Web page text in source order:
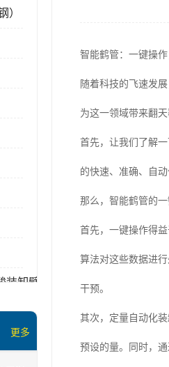
）
装卸臂
更多
智能鹤管：一键操
随着科技的飞速发
为这一领域带来翻天
首先，让我们了解
的快速、准确、自
那么，智能鹤管的
首先，一键操作得
算法对这些数据进
干预。
其次，定量自动化
预设的量。同时，